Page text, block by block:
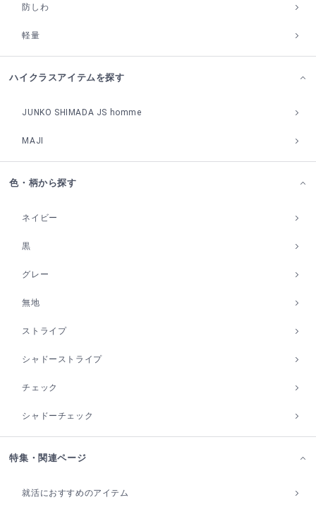
防しわ
軽量
ハイクラスアイテムを探す
JUNKO SHIMADA JS homme
MAJI
色・柄から探す
ネイビー
黒
グレー
無地
ストライプ
シャドーストライプ
チェック
シャドーチェック
特集・関連ページ
就活におすすめのアイテム